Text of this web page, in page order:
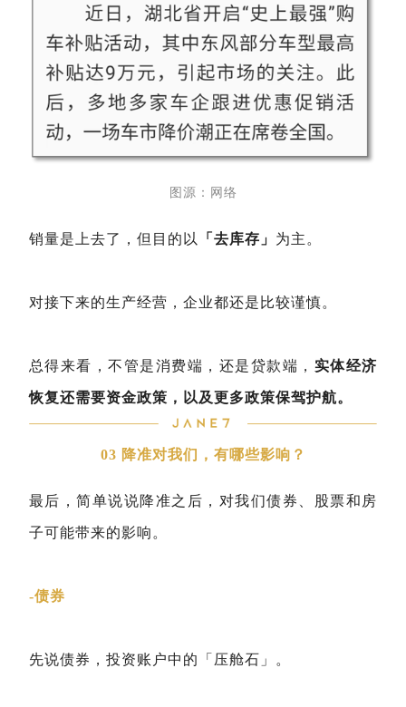
图源：网络
销量是上去了，但目的以 「去库存」 为主。
对接下来的生产经营，企业都还是比较谨慎。
总得来看，不管是消费端，还是贷款端， 实体经济
恢复还需要资金政策，以及更多政策保驾护航。
03 降准对我们，有哪些影响？
最后，简单说说降准之后，对我们债券、股票和房
子可能带来的影响。
-债券
先说债券，投资账户中的「压舱石」。